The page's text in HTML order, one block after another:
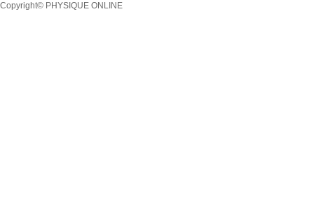
Copyright© PHYSIQUE ONLINE